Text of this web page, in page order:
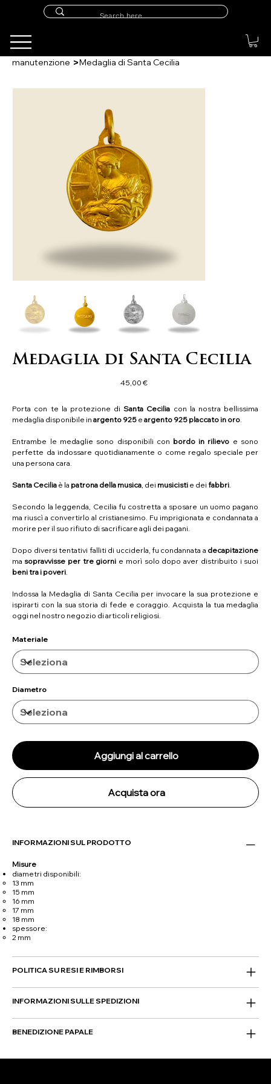
manutenzione >Medaglia di Santa Cecilia
Medaglia di Santa Cecilia
Prezzo
45,00 €
Porta con te la protezione diSanta Cecilia con la nostra bellissima
medaglia disponibile inargento 925 eargento 925 placcato in oro.
Entrambe le medaglie sono disponibili con bordo in rilievo e sono
perfette da indossare quotidianamente o come regalo speciale per
una persona cara.
Santa Cecilia è la patrona della musica, dei musicisti e deifabbri.
Secondo la leggenda, Cecilia fu costretta a sposare un uomo pagano
ma riuscì a convertirlo al cristianesimo. Fu imprigionata e condannata a
morire per il suo rifiuto di sacrificare agli dei pagani.
Dopo diversi tentativi falliti di ucciderla, fu condannata a decapitazione
ma sopravvisse per tre giorni e morì solo dopo aver distribuito i suoi
beni tra i poveri.
Indossa la Medaglia di Santa Cecilia per invocare la sua protezione e
ispirarti con la sua storia di fede e coraggio. Acquista la tua medaglia
oggi nel nostro negozio di articoli religiosi.
Materiale
Diametro
Aggiungi al carrello
Acquista ora
INFORMAZIONI SUL PRODOTTO
Misure
diametri disponibili:
13 mm
15 mm
16 mm
17 mm
18 mm
spessore:
2 mm
POLITICA SU RESI E RIMBORSI
INFORMAZIONI SULLE SPEDIZIONI
BENEDIZIONE PAPALE